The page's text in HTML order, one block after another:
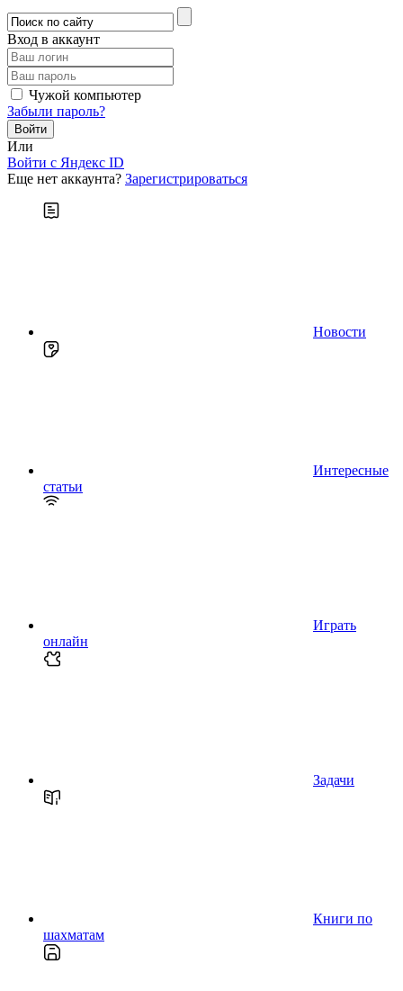
Вход в аккаунт
Чужой компьютер
Забыли пароль?
Или
Войти c Яндекс ID
Еще нет аккаунта? Зарегистрироваться
Новости
Интересные
статьи
Играть
онлайн
Задачи
Книги по
шахматам